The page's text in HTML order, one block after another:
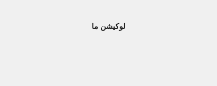
لوکیشن ما